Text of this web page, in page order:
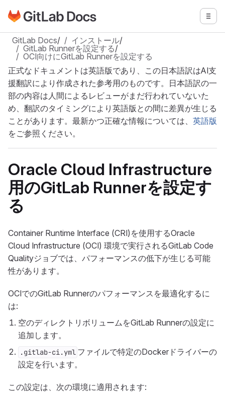
メインコンテンツにスキップ
GitLabドキュメントのホームページに移動 メニ
GitLab Docs/ インストール/
GitLab Runnerを設定する/
OCI向けにGitLab Runnerを設定する
正式なドキュメントは英語版であり、この日本語訳はAI支
援翻訳により作成された参考用のものです。日本語訳の一
部の内容は人間によるレビューがまだ行われていないた
め、翻訳のタイミングにより英語版との間に差異が生じる
ことがあります。最新かつ正確な情報については、 英語版
をご参照ください。
Oracle Cloud Infrastructure
用のGitLab Runnerを設定す
る
Container Runtime Interface (CRI)を使用するOracle
Cloud Infrastructure (OCI) 環境で実行されるGitLab Code
Qualityジョブでは、パフォーマンスの低下が生じる可能
性があります。
OCIでのGitLab Runnerのパフォーマンスを最適化するに
は:
空のディレクトリボリュームをGitLab Runnerの設定に
追加します。
.gitlab-ci.yml ファイルで特定のDockerドライバーの
設定を行います。
この設定は、次の環境に適用されます: